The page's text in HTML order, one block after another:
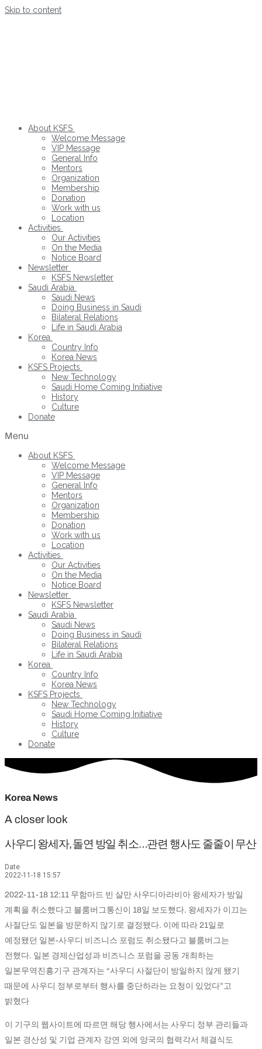
Skip to content
About KSFS
Welcome Message
VIP Message
General Info
Mentors
Organization
Membership
Donation
Work with us
Location
Activities
Our Activities
On the Media
Notice Board
Newsletter
KSFS Newsletter
Saudi Arabia
Saudi News
Doing Business in Saudi
Bilateral Relations
Life in Saudi Arabia
Korea
Country Info
Korea News
KSFS Projects
New Technology
Saudi Home Coming Initiative
History
Culture
Donate
Menu
About KSFS
Welcome Message
VIP Message
General Info
Mentors
Organization
Membership
Donation
Work with us
Location
Activities
Our Activities
On the Media
Notice Board
Newsletter
KSFS Newsletter
Saudi Arabia
Saudi News
Doing Business in Saudi
Bilateral Relations
Life in Saudi Arabia
Korea
Country Info
Korea News
KSFS Projects
New Technology
Saudi Home Coming Initiative
History
Culture
Donate
Korea News
A closer look
사우디 왕세자, 돌연 방일 취소…관련 행사도 줄줄이 무산
Date
2022-11-18 15:57
2022-11-18 12:11 무함마드 빈 살만 사우디아라비아 왕세자가 방일
계획을 취소했다고 블룸버그통신이 18일 보도했다. 왕세자가 이끄는
사절단도 일본을 방문하지 않기로 결정됐다. 이에 따라 21일로
예정됐던 일본-사우디 비즈니스 포럼도 취소됐다고 블룸버그는
전했다. 일본 경제산업성과 비즈니스 포럼을 공동 개최하는
일본무역진흥기구 관계자는 “사우디 사절단이 방일하지 않게 됐기
때문에 사우디 정부로부터 행사를 중단하라는 요청이 있었다”고
밝혔다
이 기구의 웹사이트에 따르면 해당 행사에서는 사우디 정부 관리들과
일본 경산성 및 기업 관계자 강연 외에 양국의 협력각서 체결식도